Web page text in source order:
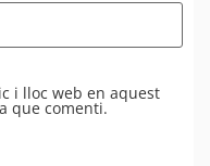
i lloc web en aquest
que comenti.